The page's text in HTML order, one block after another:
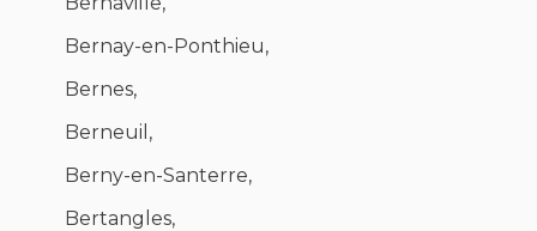
Bernay-en-Ponthieu,
Bernes,
Berneuil,
Berny-en-Santerre,
Bertangles,